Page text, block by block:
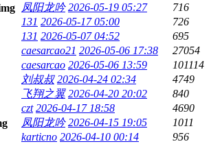
凤阳龙吟 2026-05-19 05:27
716
131 2026-05-17 05:00
726
131 2026-05-07 04:52
695
caesarcao21 2026-05-06 17:38
27054
caesarcao 2026-05-06 13:59
101114
刘叔叔 2026-04-24 02:34
4749
飞翔之翼 2026-04-20 20:02
840
czt 2026-04-17 18:58
4690
凤阳龙吟 2026-04-15 19:05
1011
karticno 2026-04-10 00:14
956